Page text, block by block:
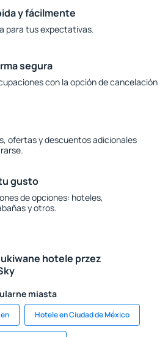
y fácilmente
para tus expectativas.
segura
con la opción de cancelación
ofertas y descuentos adicionales
gusto
de opciones: hoteles,
y otros.
hotele przez
miasta
Hotele en Ciudad de México